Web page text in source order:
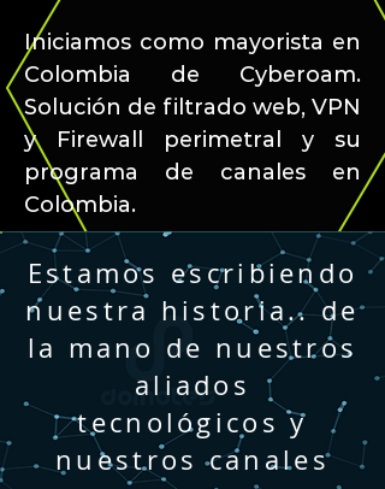
Iniciamos como mayorista en
Colombia de Cyberoam.
Solución de filtrado web, VPN
y Firewall perimetral y su
programa de canales en
Colombia.
Estamos escribiendo
nuestra historia.. de
la mano de nuestros
aliados
tecnológicos y
nuestros canales